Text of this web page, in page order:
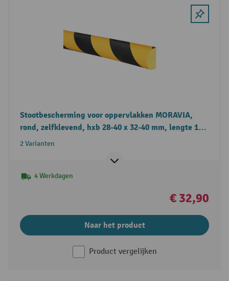
Stootbescherming voor oppervlakken MORAVIA,
rond, zelfklevend, hxb 28-40 x 32-40 mm, lengte 1- 5
m
2 Varianten
4 Werkdagen
€ 32,90
Naar het product
Product vergelijken